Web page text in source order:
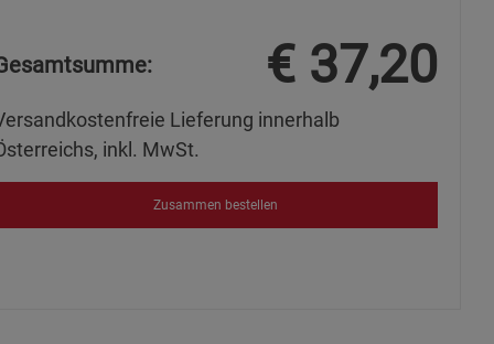
€ 37,20
Lieferung innerhalb
inkl. MwSt.
Zusammen bestellen